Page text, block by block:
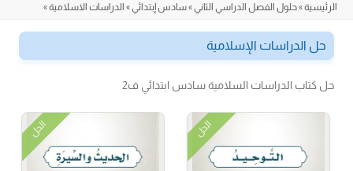
الرئيسية»حلول الفصل الدراسي الثاني»سادس إبتدائي» الدراسات الاسلامية»
حل الدراسات الإسلامية
حل كتاب الدراسات السلامية سادس ابتدائي ف2
الحل الحل